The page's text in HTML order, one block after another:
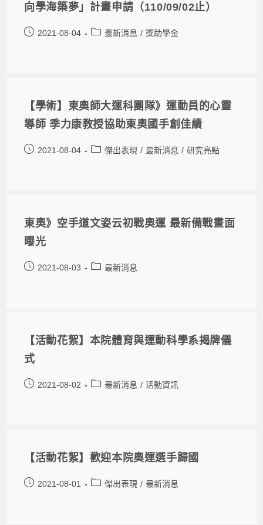
向學海築夢」計畫申請（110/09/02止）
2021-08-04 最新消息 / 獎助學金
【學術】東奧師大運科團隊》運動員的心靈
導師 季力康教授協助東奧國手創佳績
2021-08-04 傑出表現 / 最新消息 / 研究亮點
東奧》空手道文姿云初戰奧運 最新備戰畫面
曝光
2021-08-03 最新消息
【活動花絮】本院體育與運動科學系揭牌儀
式
2021-08-02 最新消息 / 活動資訊
【活動花絮】歡迎本院奧運選手歸國
2021-08-01 傑出表現 / 最新消息